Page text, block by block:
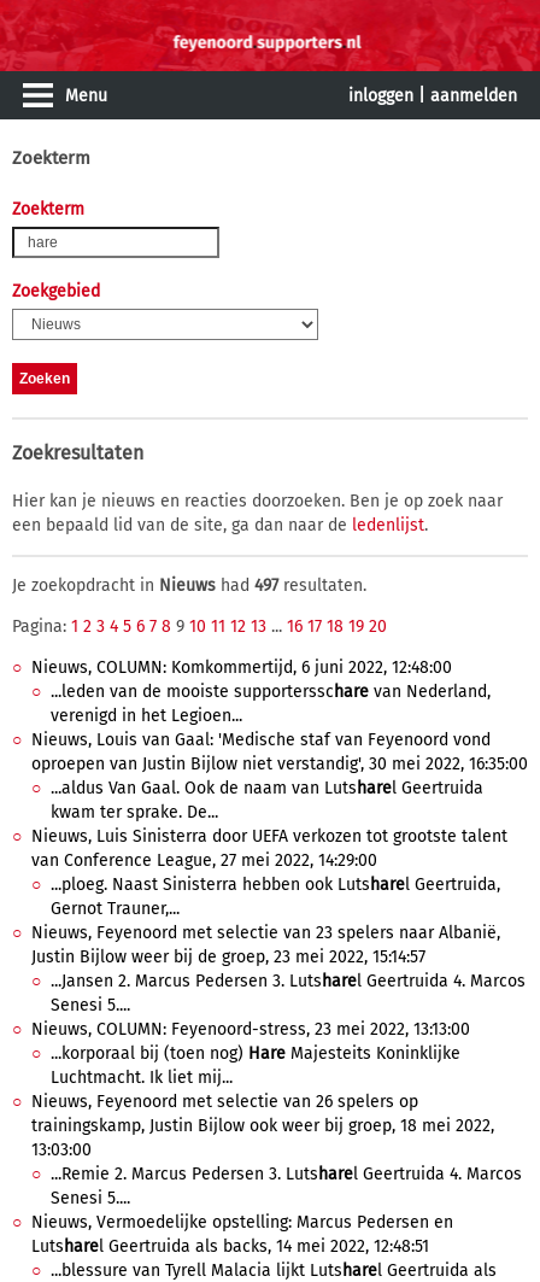
Menu inloggen aanmelden
Zoekterm
Zoekterm
Zoekgebied
Zoekresultaten
Hier kan je nieuws en reacties doorzoeken. Ben je op zoek naar
een bepaald lid van de site, ga dan naar de ledenlijst.
Je zoekopdracht in Nieuws had 497resultaten.
Pagina: 1 2 3 4 5 6 7 8 9 10 11 12 13 ... 16 17 18 19 20
Nieuws, COLUMN: Komkommertijd, 6 juni 2022, 12:48:00
...leden van de mooiste supporterssc hare van Nederland,
verenigd in het Legioen...
Nieuws, Louis van Gaal: 'Medische staf van Feyenoord vond
oproepen van Justin Bijlow niet verstandig', 30 mei 2022, 16:35:00
...aldus Van Gaal. Ook de naam van Luts harel Geertruida
kwam ter sprake. De...
Nieuws, Luis Sinisterra door UEFA verkozen tot grootste talent
van Conference League, 27 mei 2022, 14:29:00
...ploeg. Naast Sinisterra hebben ook Luts harel Geertruida,
Gernot Trauner,...
Nieuws, Feyenoord met selectie van 23 spelers naar Albanië,
Justin Bijlow weer bij de groep, 23 mei 2022, 15:14:57
...Jansen 2. Marcus Pedersen 3. Luts harel Geertruida 4. Marcos
Senesi 5....
Nieuws, COLUMN: Feyenoord-stress, 23 mei 2022, 13:13:00
...korporaal bij (toen nog) Hare Majesteits Koninklijke
Luchtmacht. Ik liet mij...
Nieuws, Feyenoord met selectie van 26 spelers op
trainingskamp, Justin Bijlow ook weer bij groep, 18 mei 2022,
13:03:00
...Remie 2. Marcus Pedersen 3. Luts harel Geertruida 4. Marcos
Senesi 5....
Nieuws, Vermoedelijke opstelling: Marcus Pedersen en
Luts harel Geertruida als backs, 14 mei 2022, 12:48:51
...blessure van Tyrell Malacia lijkt Luts harel Geertruida als